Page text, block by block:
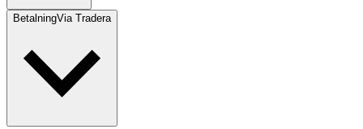
BetalningVia Tradera